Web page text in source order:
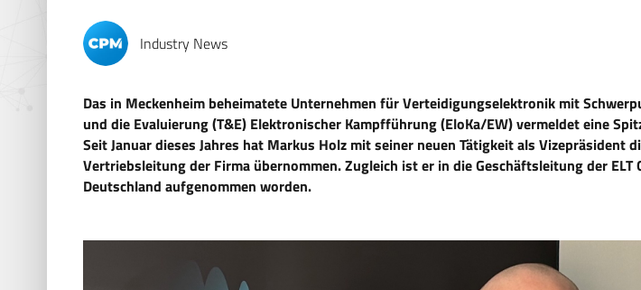
Industry News
Das in Meckenheim beheimatete Unternehmen für Verteidigungselektronik mit
und die Evaluierung (T&E) Elektronischer Kampfführung (EloKa/EW) vermeldet eine
Seit Januar dieses Jahres hat Markus Holz mit seiner neuen Tätigkeit als Vizepräsident
Vertriebsleitung der Firma übernommen. Zugleich ist er in die Geschäftsleitung der ELT
Deutschland aufgenommen worden.